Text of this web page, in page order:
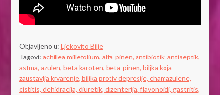
Objavljeno u: Ljekovito Bilje
Tagovi: achillea millefolium, alfa-pinen, antibiotik, antiseptik,
astma, azulen, beta karoten, beta-pinen, biljka koja
zaustavlja krvarenje, biljka protiv depresije, chamazulene,
cistitis, dehidracija, diuretik, dizenterija, flavonoidi, gastritis,